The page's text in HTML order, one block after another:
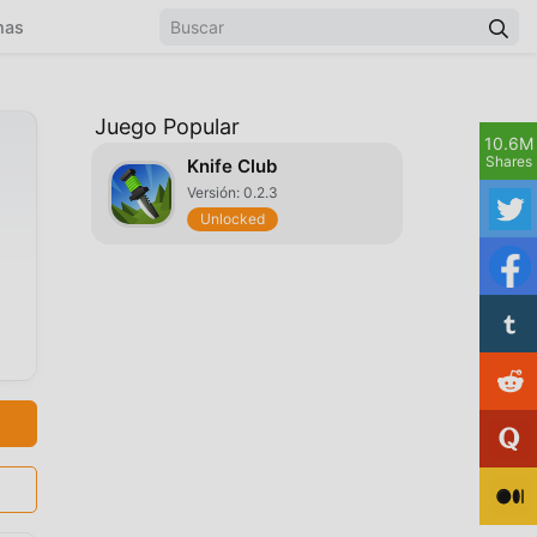
Juego Popular
Knife Club
Versión: 0.2.3
Unlocked
10.6M
Shares